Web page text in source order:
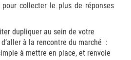
collecter le plus de réponses
dupliquer au sein de votre
à la rencontre du marché :
à mettre en place, et renvoie